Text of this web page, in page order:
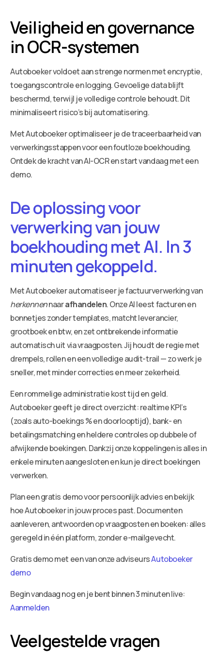
Veiligheid en governance
in OCR-systemen
Autoboeker voldoet aan strenge normen met encryptie,
toegangscontrole en logging. Gevoelige data blijft
beschermd, terwijl je volledige controle behoudt. Dit
minimaliseert risico’s bij automatisering.
Met Autoboeker optimaliseer je de traceerbaarheid van
verwerkingsstappen voor een foutloze boekhouding.
Ontdek de kracht van AI-OCR en start vandaag met een
demo.
De oplossing voor
verwerking van jouw
boekhouding met AI. In 3
minuten gekoppeld.
Met Autoboeker automatiseer je factuurverwerking van
herkennennaarafhandelen. Onze AI leest facturen en
bonnetjes zonder templates, matcht leverancier,
grootboek en btw, en zet ontbrekende informatie
automatisch uit via vraagposten. Jij houdt de regie met
drempels, rollen en een volledige audit-trail — zo werk je
sneller, met minder correcties en meer zekerheid.
Een rommelige administratie kost tijd en geld.
Autoboeker geeft je direct overzicht: realtime KPI’s
(zoals auto-boekings % en doorlooptijd), bank- en
betalingsmatching en heldere controles op dubbele of
afwijkende boekingen. Dankzij onze koppelingen is alles in
enkele minuten aangesloten en kun je direct boekingen
verwerken.
Plan een gratis demo voor persoonlijk advies en bekijk
hoe Autoboeker in jouw proces past. Documenten
aanleveren, antwoorden op vraagposten en boeken: alles
geregeld in één platform, zonder e-mailgevecht.
Gratis demo met een van onze adviseursAutoboeker
demo
Begin vandaag nog en je bent binnen 3 minuten live:
Aanmelden
Veelgestelde vragen